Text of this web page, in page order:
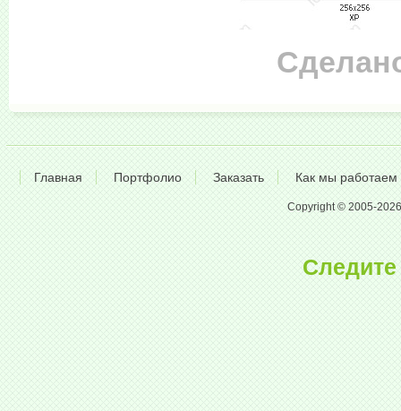
Главная Портфолио Заказать Как мы работаем
Copyright © 2005-